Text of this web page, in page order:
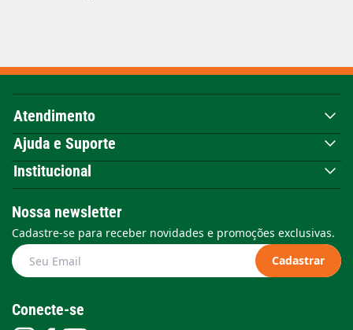
Atendimento
Ajuda e Suporte
Institucional
Nossa newsletter
Cadastre-se para receber novidades e promoções exclusivas.
Cadastrar
Conecte-se